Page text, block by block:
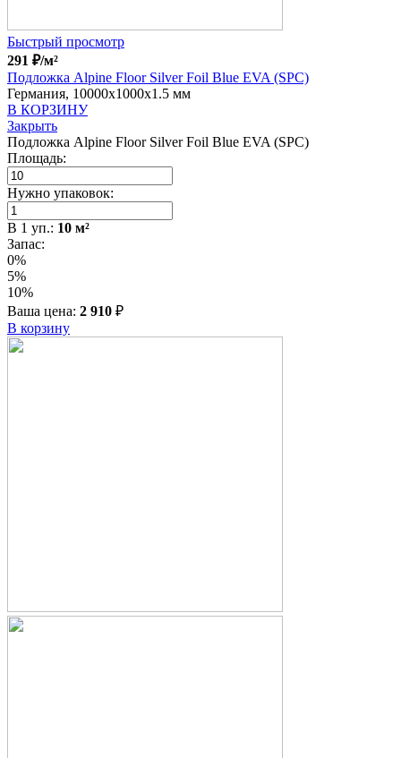
Быстрый просмотр
291 ₽/м²
Подложка Alpine Floor Silver Foil Blue EVA (SPC)
Германия, 10000x1000x1.5 мм
В КОРЗИНУ
Закрыть
Подложка Alpine Floor Silver Foil Blue EVA (SPC)
Площадь:
Нужно упаковок:
В 1 уп.: 10 м²
Запас:
0%
5%
10%
Ваша цена: 2 910 ₽
В корзину